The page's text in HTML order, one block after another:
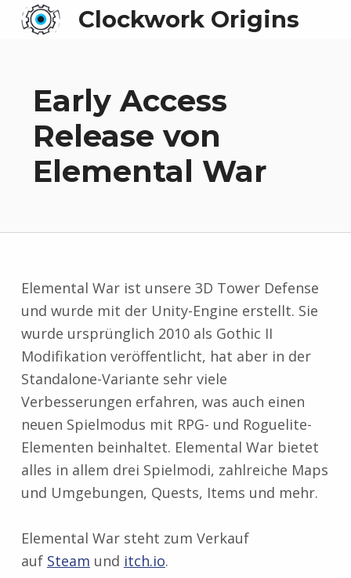
Clockwork Origins
Early Access
Release von
Elemental War
Elemental War ist unsere 3D Tower Defense
und wurde mit der Unity-Engine erstellt. Sie
wurde ursprünglich 2010 als Gothic II
Modifikation veröffentlicht, hat aber in der
Standalone-Variante sehr viele
Verbesserungen erfahren, was auch einen
neuen Spielmodus mit RPG- und Roguelite-
Elementen beinhaltet. Elemental War bietet
alles in allem drei Spielmodi, zahlreiche Maps
und Umgebungen, Quests, Items und mehr.
Elemental War steht zum Verkauf
auf Steam und itch.io.